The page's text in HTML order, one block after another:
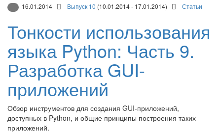
16.01.2014 Выпуск 10 (10.01.2014 - 17.01.2014) Статьи
Тонкости использования
языка Python: Часть 9.
Разработка GUI-
приложений
Обзор инструментов для создания GUI-приложений,
доступных в Python, и общие принципы построения таких
приложений.